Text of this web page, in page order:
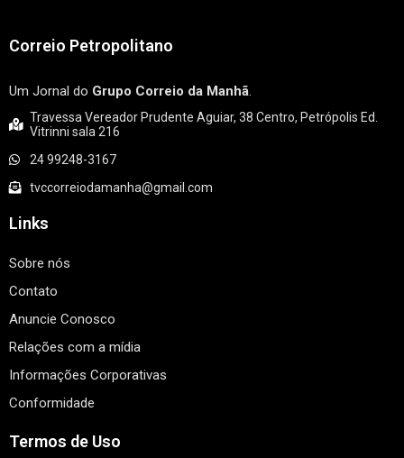
Correio Petropolitano
Um Jornal do Grupo Correio da Manhã.
Travessa Vereador Prudente Aguiar, 38 Centro, Petrópolis Ed.
Vitrinni sala 216
24 99248-3167
tvccorreiodamanha@gmail.com
Links
Sobre nós
Contato
Anuncie Conosco
Relações com a mídia
Informações Corporativas
Conformidade
Termos de Uso